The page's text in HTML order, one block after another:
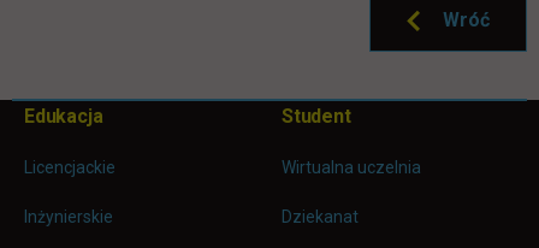
Wróć
Pomiń
Informacje w stopce
Edukacja
Licencjackie
Inżynierskie
Student
Wirtualna uczelnia
Dziekanat